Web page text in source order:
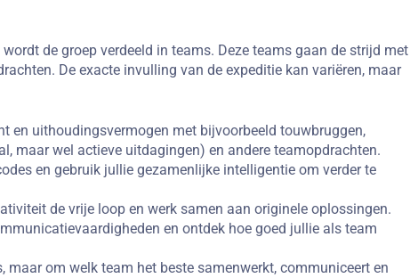
de groep verdeeld in teams. Deze teams gaan de strijd met
De exacte invulling van de expeditie kan variëren, maar
en uithoudingsvermogen met bijvoorbeeld touwbruggen,
maar wel actieve uitdagingen) en andere teamopdrachten.
en gebruik jullie gezamenlijke intelligentie om verder te
de vrije loop en werk samen aan originele oplossingen.
en ontdek hoe goed jullie als team
om welk team het beste samenwerkt, communiceert en